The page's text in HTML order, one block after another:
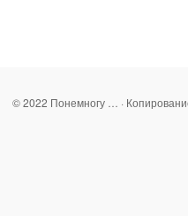
© 2022 Понемногу … ·